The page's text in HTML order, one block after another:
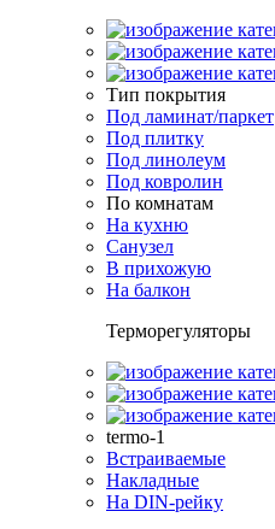
Тип покрытия
Под ламинат/паркет
Под плитку
Под линолеум
Под ковролин
По комнатам
На кухню
Санузел
В прихожую
На балкон
Терморегуляторы
termo-1
Встраиваемые
Накладные
На DIN-рейку